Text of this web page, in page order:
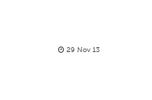
29 Nov 13